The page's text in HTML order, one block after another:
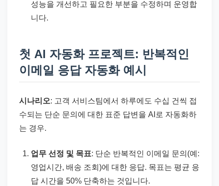
성능을 개선하고 필요한 부분을 수정하며 운영합
니다.
첫 AI 자동화 프로젝트: 반복적인
이메일 응답 자동화 예시
시나리오: 고객 서비스팀에서 하루에도 수십 건씩 접
수되는 단순 문의에 대한 표준 답변을 AI로 자동화하
는 경우.
업무 선정 및 목표: 단순 반복적인 이메일 문의(예:
영업시간, 배송 조회)에 대한 응답. 목표는 평균 응
답 시간을 50% 단축하는 것입니다.